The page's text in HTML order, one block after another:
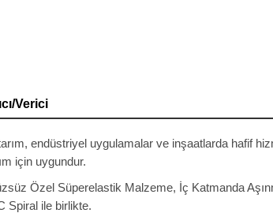
Verici
endüstriyel uygulamalar ve inşaatlarda hafif
için uygundur.
Özel Süperelastik Malzeme, İç Katmanda
Spiral ile birlikte.